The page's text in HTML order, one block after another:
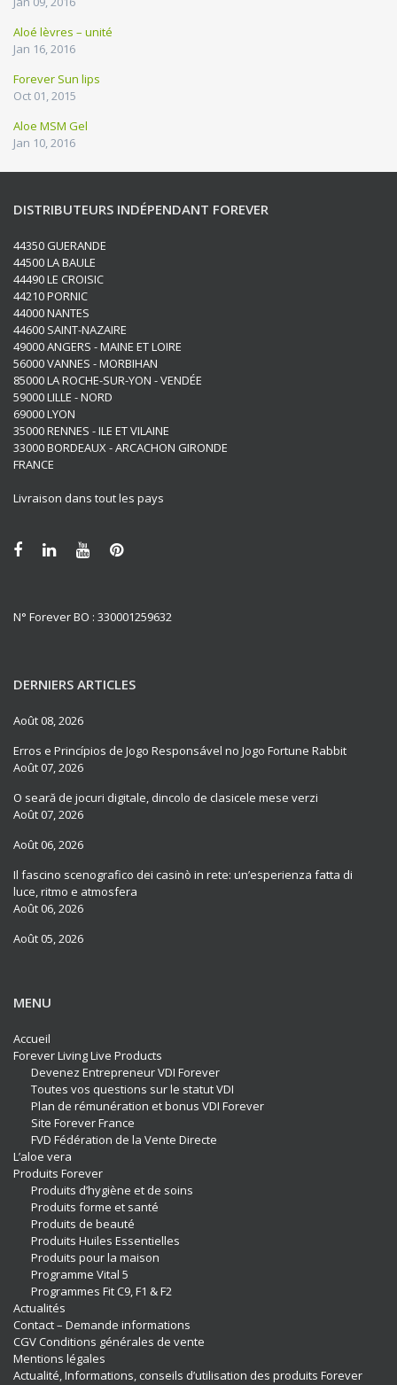
Aloé lèvres – unité
Jan 16, 2016
Forever Sun lips
Oct 01, 2015
Aloe MSM Gel
Jan 10, 2016
DISTRIBUTEURS INDÉPENDANT FOREVER
44350 GUERANDE
44500 LA BAULE
44490 LE CROISIC
44210 PORNIC
44000 NANTES
44600 SAINT-NAZAIRE
49000 ANGERS - MAINE ET LOIRE
56000 VANNES - MORBIHAN
85000 LA ROCHE-SUR-YON - VENDÉE
59000 LILLE - NORD
69000 LYON
35000 RENNES - ILE ET VILAINE
33000 BORDEAUX - ARCACHON GIRONDE
FRANCE
Livraison dans tout les pays
N° Forever BO : 330001259632
DERNIERS ARTICLES
Août 08, 2026
Erros e Princípios de Jogo Responsável no Jogo Fortune Rabbit
Août 07, 2026
O seară de jocuri digitale, dincolo de clasicele mese verzi
Août 07, 2026
Août 06, 2026
Il fascino scenografico dei casinò in rete: un’esperienza fatta di
luce, ritmo e atmosfera
Août 06, 2026
Août 05, 2026
MENU
Accueil
Forever Living Live Products
Devenez Entrepreneur VDI Forever
Toutes vos questions sur le statut VDI
Plan de rémunération et bonus VDI Forever
Site Forever France
FVD Fédération de la Vente Directe
L’aloe vera
Produits Forever
Produits d’hygiène et de soins
Produits forme et santé
Produits de beauté
Produits Huiles Essentielles
Produits pour la maison
Programme Vital 5
Programmes Fit C9, F1 & F2
Actualités
Contact – Demande informations
CGV Conditions générales de vente
Mentions légales
Actualité, Informations, conseils d’utilisation des produits Forever